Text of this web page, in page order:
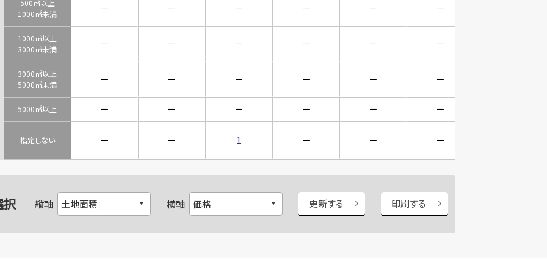
500㎡以上
1000㎡未満
－ － － － － －
1000㎡以上
3000㎡未満
－ － － － － －
3000㎡以上
5000㎡未満
－ － － － － －
5000㎡以上 － － － － － －
指定しない － － 1 － － －
択 縦軸 横軸 更新する 印刷する